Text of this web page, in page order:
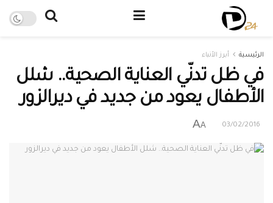
الرئيسية أبرز الأنباء
في ظل تدنّي العناية الصحية.. شلل
الأطفال يعود من جديد في ديرالزور
03/02/2016
A
A